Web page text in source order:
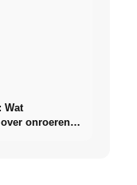
Wat
onroerend